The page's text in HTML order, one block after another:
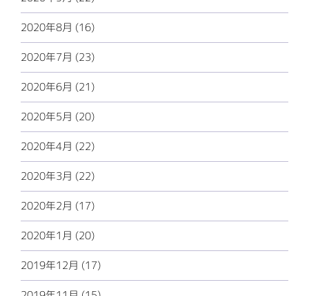
2020年8月 (16)
2020年7月 (23)
2020年6月 (21)
2020年5月 (20)
2020年4月 (22)
2020年3月 (22)
2020年2月 (17)
2020年1月 (20)
2019年12月 (17)